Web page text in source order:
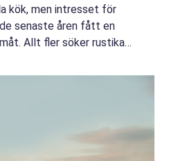
kök, men intresset för
senaste åren fått en
Allt fler söker rustika
i en avslappnad miljö ...